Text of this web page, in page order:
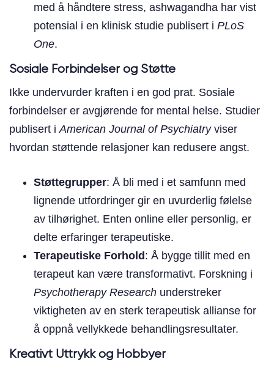
med å håndtere stress, ashwagandha har vist
potensial i en klinisk studie publisert i PLoS
One.
Sosiale Forbindelser og Støtte
Ikke undervurder kraften i en god prat. Sosiale
forbindelser er avgjørende for mental helse. Studier
publisert i American Journal of Psychiatryviser
hvordan støttende relasjoner kan redusere angst.
Støttegrupper: Å bli med i et samfunn med
lignende utfordringer gir en uvurderlig følelse
av tilhørighet. Enten online eller personlig, er
delte erfaringer terapeutiske.
Terapeutiske Forhold: Å bygge tillit med en
terapeut kan være transformativt. Forskning i
Psychotherapy Research understreker
viktigheten av en sterk terapeutisk allianse for
å oppnå vellykkede behandlingsresultater.
Kreativt Uttrykk og Hobbyer